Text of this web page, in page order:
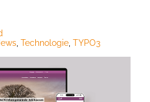
Technologie TYPO3